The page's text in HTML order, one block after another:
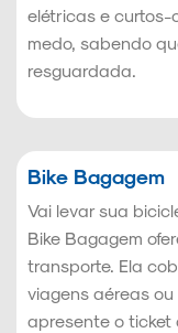
elétricas e curtos-
medo, sabendo
resguardada.
Bike Bagagem
Vai levar sua
Bike Bagagem
transporte. Ela
viagens aéreas
apresente o ticket